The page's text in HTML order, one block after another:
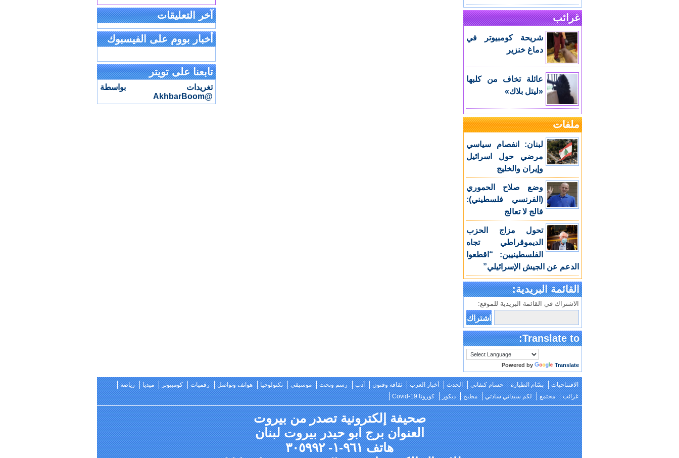
غرائب
شريحة كومبيوتر في
دماغ خنزير
عائلة تخاف من كلبها
«ليتل بلاك»
ملفات
لبنان: انفصام سياسي
مرضي حول اسرائيل
وإيران والخليج
وضع صلاح الحموري
(الفرنسي فلسطيني):
فالج لا تعالج
تحول مزاج الحزب
الديموقراطي تجاه
الفلسطينيين: “اقطعوا
الدعم عن الجيش الإسرائيلي”
القائمة البريدية:
الاشتراك في القائمة البريدية للموقع:
Translate to:
Powered by Translate
آخر التعليقات
أخبار بووم على الفيسبوك
تابعنا على تويتر
تغريدات بواسطة
@AkhbarBoom
الافتتاحيات بسّام الطيارة حسام كنفاني الحدث أخبار العرب ثقافة وفنون أدب رسم ونحت موسيقى تكنولوجيا هواتف وتواصل رقميات كومبيوتر ميديا
رياضة
غرائب
مجتمع لكم سيداتي سادتي مطبخ ديكور كورونا Covid-19
صحيفة إلكترونية تصدر من بيروت
العنوان برج ابو حيدر بيروت لبنان
هاتف ٩٦١-١- ٣٠٥٩٩٢